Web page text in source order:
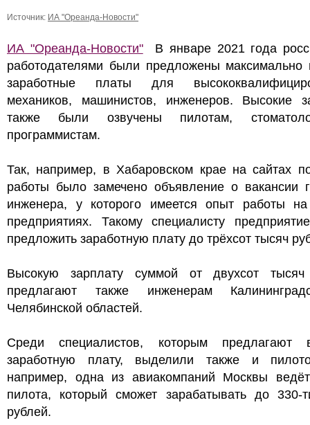
Источник: ИА "Ореанда-Новости"
ИА "Ореанда-Новости"В январе 2021 года
работодателями были предложены максимально
заработные платы для
механиков, машинистов, инженеров. Высокие
также были озвучены пилотам,
программистам.
Так, например, в Хабаровском крае на сайтах
работы было замечено объявление о вакансии
инженера, у которого имеется опыт работы
предприятиях. Такому специалисту
предложить заработную плату до трёхсот тысяч
Высокую зарплату суммой от двухсот тысяч
предлагают также инженерам
Челябинской областей.
Среди специалистов, которым предлагают
заработную плату, выделили также и
например, одна из авиакомпаний Москвы
пилота, который сможет зарабатывать до 330-
рублей.